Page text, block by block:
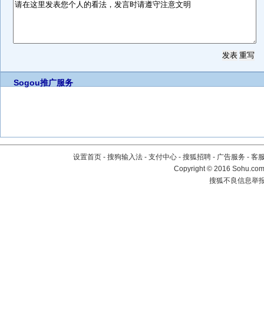
Sogou推广服务
设置首页 - 搜狗输入法 - 支付中心 - 搜狐招聘 - 广告服务 - 客
Copyright©2016
搜狐不良信息举